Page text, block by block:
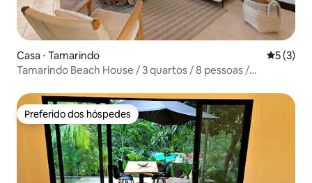
Casa ⋅ Tamarindo 5 de
5 (3)
Tamarindo Beach House / 3 quartos / 8 pessoas /
Preferido dos hóspedes
Preferido dos hóspedes